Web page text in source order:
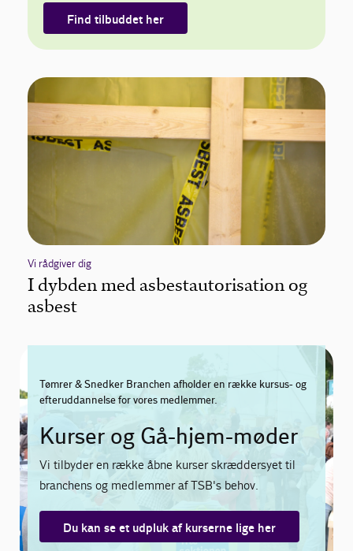
Find tilbuddet her
Vi rådgiver dig
I dybden med asbestautorisation og
asbest
Tømrer & Snedker Branchen afholder en række kursus- og
efteruddannelse for vores medlemmer.
Kurser og Gå-hjem-møder
Vi tilbyder en række åbne kurser skræddersyet til
branchens og medlemmer af TSB's behov.
Du kan se et udpluk af kurserne lige her